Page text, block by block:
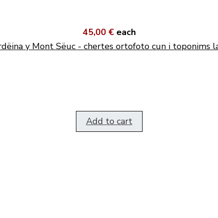
45,00 € each
y Mont Sëuc - chertes ortofoto cun i toponims
Add to cart